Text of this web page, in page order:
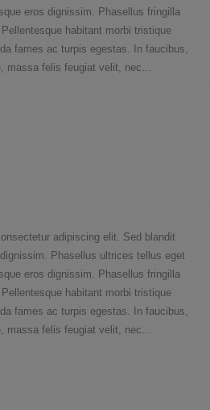
eros dignissim. Phasellus fringilla
habitant morbi tristique
fames ac turpis egestas. In faucibus,
massa felis feugiat velit, nec…
adipiscing elit. Sed blandit
Phasellus ultrices tellus eget
eros dignissim. Phasellus fringilla
habitant morbi tristique
fames ac turpis egestas. In faucibus,
massa felis feugiat velit, nec…